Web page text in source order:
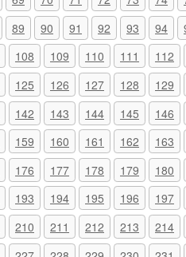
89 90 91 92 93 94
108 109 110 111 112
125 126 127 128 129
142 143 144 145 146
159 160 161 162 163
176 177 178 179 180
193 194 195 196 197
210 211 212 213 214